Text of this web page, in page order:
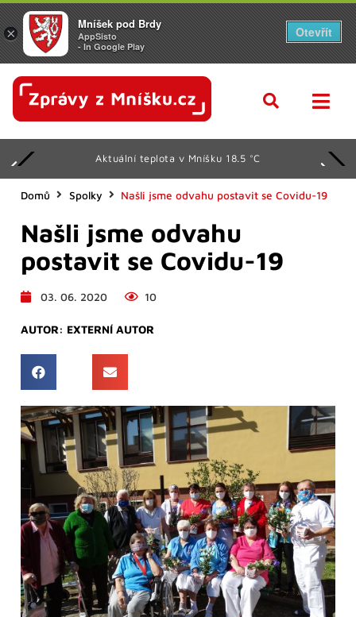
Aktuální teplota v Mníšku 18.5 °C
Domů Spolky Našli jsme odvahu postavit se Covidu-19
Našli jsme odvahu
postavit se Covidu-19
03. 06. 2020 10
AUTOR: EXTERNÍ AUTOR
×
Mníšek pod Brdy
AppSisto
- In Google Play
Otevřít